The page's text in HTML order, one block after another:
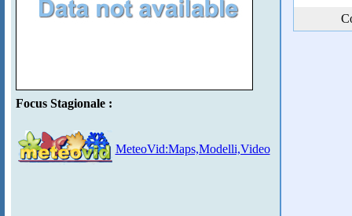
Focus Stagionale :
MeteoVid:Maps,Modelli,Video